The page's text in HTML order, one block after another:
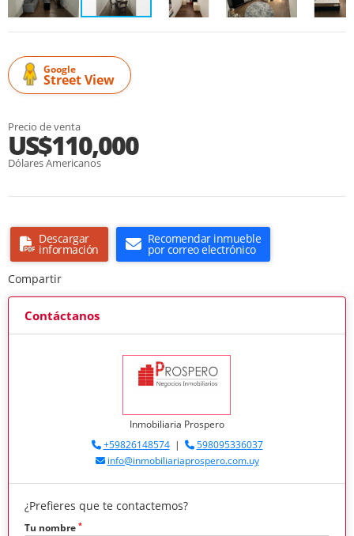
Google
Street View
Precio de venta
US$110,000
Dólares Americanos
Descargar
información
Recomendar inmueble
por correo electrónico
Compartir
Contáctanos
Inmobiliaria Prospero
+59826148574|
598095336037
info@inmobiliariaprospero.com.uy
¿Prefieres que te contactemos?
Tu nombre *